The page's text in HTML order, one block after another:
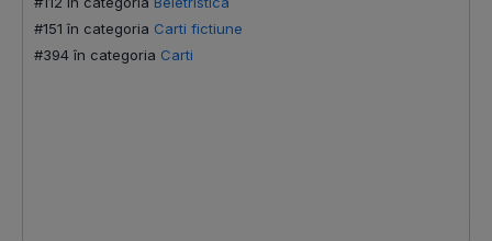
#151 în categoria Carti fictiune
#394 în categoria Carti